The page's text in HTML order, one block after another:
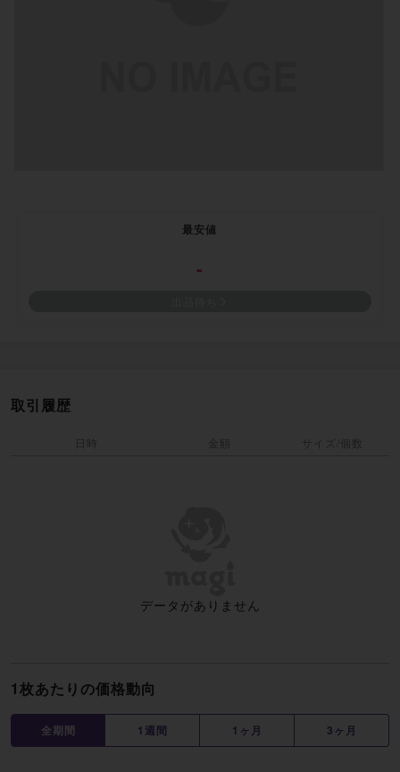
最安値
-
1枚あたりの価格動向
全期間 1週間 1ヶ月 3ヶ月
取引履歴
日時 金額 サイズ/個数
データがありません